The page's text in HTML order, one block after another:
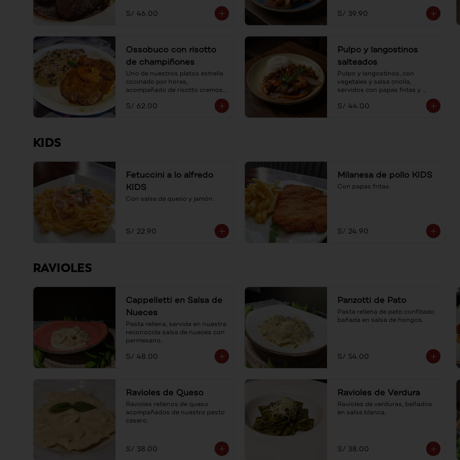
acompañada con spaguetti a la
mantequilla.
S/ 46.00 S/ 39.90
Ossobuco con risotto
de champiñones
Uno de nuestros platos estrella
cocinado por horas,
acompañado de risotto cremoso
parmesano.
S/ 62.00
Pulpo y langostinos
salteados
Pulpo y langostinos, con
vegetales y salsa criolla,
servidos con papas fritas y
arroz. Al estilo lomo saltado, un
mar de sabores.
S/ 44.00
KIDS
Fetuccini a lo alfredo
KIDS
Con salsa de queso y jamón.
S/ 22.90
Milanesa de pollo KIDS
Con papas fritas.
S/ 24.90
RAVIOLES
Cappelletti en Salsa de
Nueces
Pasta rellena, servida en nuestra
reconocida salsa de nueces con
parmesano.
S/ 48.00
Panzotti de Pato
Pasta rellena de pato confitado
bañada en salsa de hongos.
S/ 54.00
Ravioles de Queso
Ravioles rellenos de queso
acompañados de nuestro pesto
casero.
S/ 38.00
Ravioles de Verdura
Ravioles de verduras, bañados
en salsa blanca.
S/ 38.00